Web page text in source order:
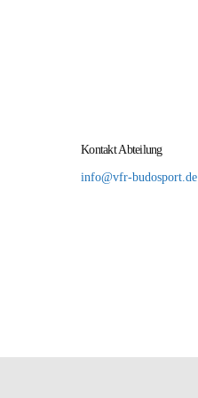
Kontakt Abteilung
info@vfr-budosport.de